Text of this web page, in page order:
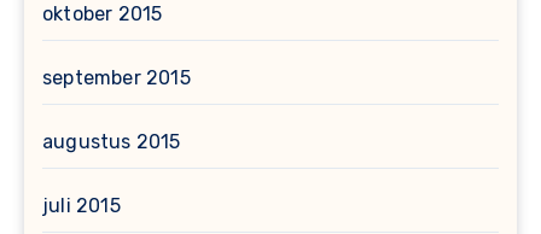
oktober 2015
september 2015
augustus 2015
juli 2015